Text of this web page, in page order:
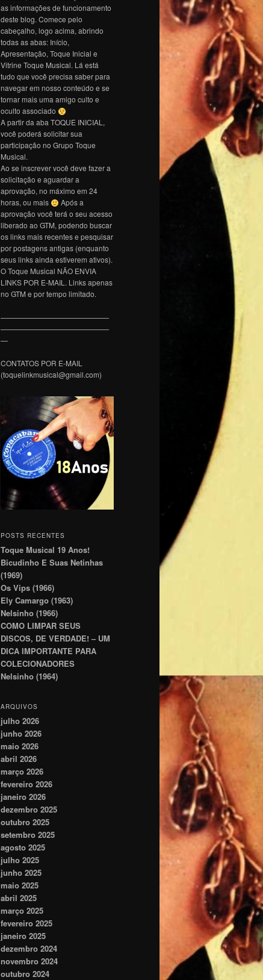
as informações de funcionamento
deste blog. Comece pelo
cabeçalho, logo acima, abrindo
todas as abas: Início,
Apresentação, Toque Inicial e
Vitrine Toque Musical. Lá está
tudo que você precisa saber para
navegar em nosso conteúdo e se
tornar mais uma amigo culto e
oculto associado
A partir da aba TOQUE INICIAL,
você poderá solicitar sua
participação no Grupo Toque
Musical.
Ao se inscrever você deve fazer a
solicitação e aguardar a
aprovação, no máximo em 24
horas, ou mais
Após a
aprovação você terá o seu acesso
liberado ao GTM, podendo buscar
os links mais recentes e pesquisar
por postagens antigas (enquanto
seus links ainda estiverem ativos).
O Toque Musical NÃO ENVIA
LINKS POR E-MAIL. Links apenas
no GTM e por tempo limitado.
———————————————
———————————————
—
CONTATOS POR E-MAIL
(toquelinkmusical@gmail.com)
POSTS RECENTES
Toque Musical 19 Anos!
Bicudinho E Suas Netinhas
(1969)
Os Vips (1966)
Ely Camargo (1963)
Nelsinho (1966)
COMO LIMPAR SEUS
DISCOS, DE VERDADE! – UM
DICA IMPORTANTE PARA
COLECIONADORES
Nelsinho (1964)
ARQUIVOS
julho 2026
junho 2026
maio 2026
abril 2026
março 2026
fevereiro 2026
janeiro 2026
dezembro 2025
outubro 2025
setembro 2025
agosto 2025
julho 2025
junho 2025
maio 2025
abril 2025
março 2025
fevereiro 2025
janeiro 2025
dezembro 2024
novembro 2024
outubro 2024